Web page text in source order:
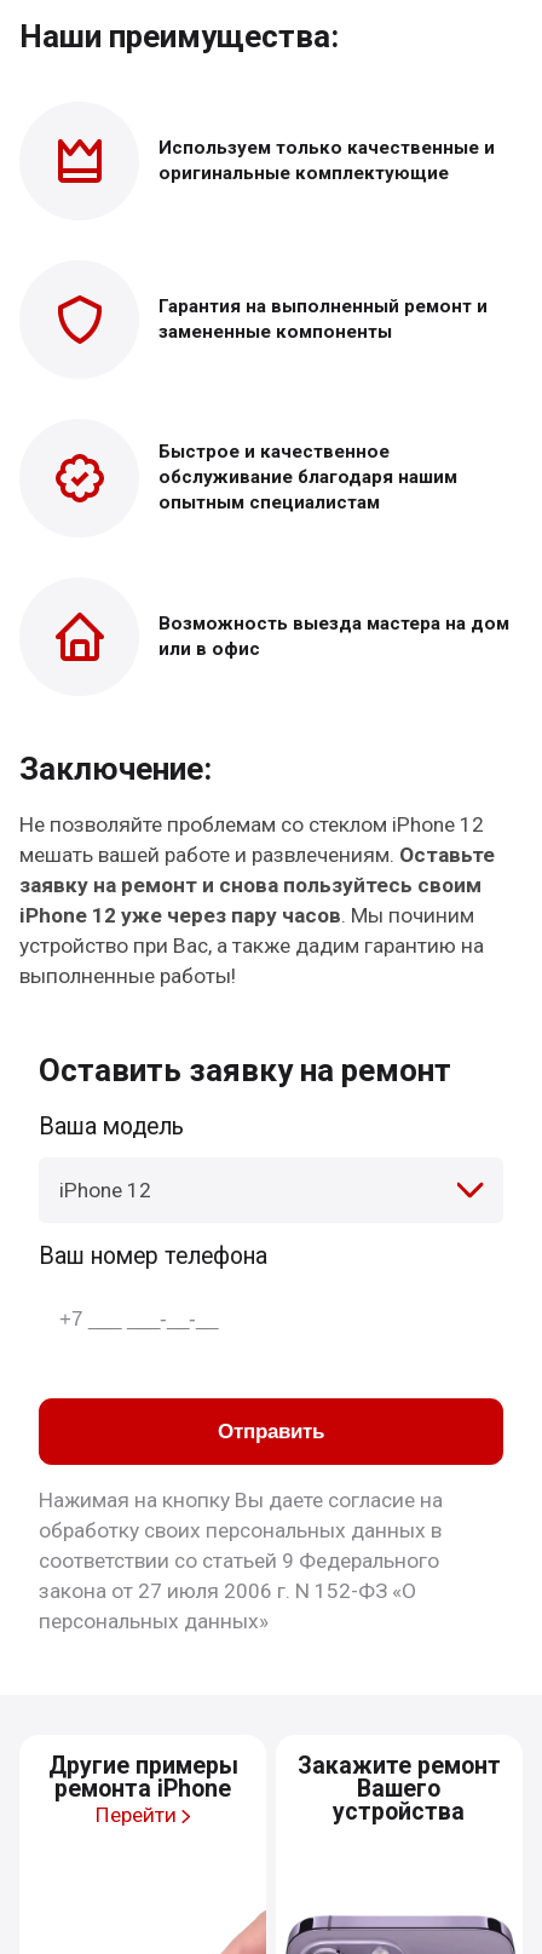
Наши преимущества:
Используем только качественные и
оригинальные комплектующие
Гарантия на выполненный ремонт и
замененные компоненты
Быстрое и качественное
обслуживание благодаря нашим
опытным специалистам
Возможность выезда мастера на дом
или в офис
Заключение:
Не позволяйте проблемам со стеклом iPhone 12
мешать вашей работе и развлечениям. Оставьте
заявку на ремонт и снова пользуйтесь своим
iPhone 12 уже через пару часов . Мы починим
устройство при Вас, а также дадим гарантию на
выполненные работы!
Оставить заявку на ремонт
Ваша модель
iPhone 12
Ваш номер телефона
Отправить
Нажимая на кнопку Вы даете согласие на
обработку своих персональных данных в
соответствии со статьей 9 Федерального
закона от 27 июля 2006 г. N 152-ФЗ «О
персональных данных»
Другие примеры
ремонта iPhone
Перейти
Закажите ремонт
Вашего
устройства